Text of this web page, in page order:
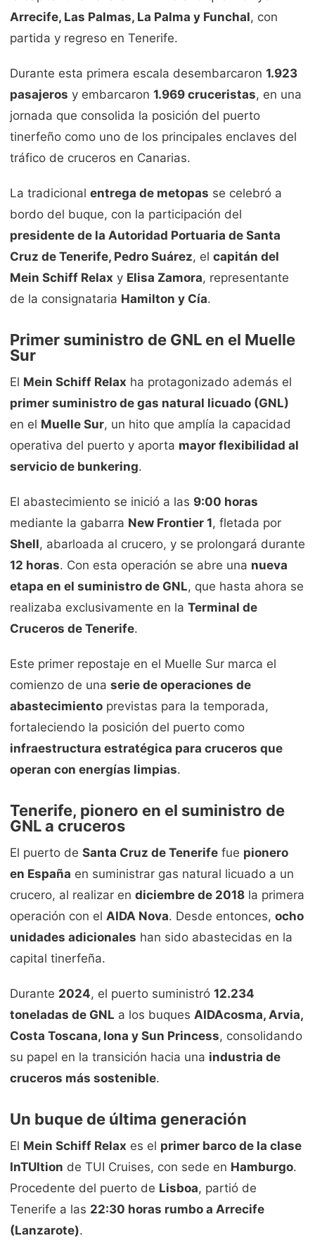
Arrecife, Las Palmas, La Palma y Funchal, con
partida y regreso en Tenerife.
Durante esta primera escala desembarcaron 1.923
pasajeros y embarcaron 1.969 cruceristas, en una
jornada que consolida la posición del puerto
tinerfeño como uno de los principales enclaves del
tráfico de cruceros en Canarias.
La tradicional entrega de metopas se celebró a
bordo del buque, con la participación del
presidente de la Autoridad Portuaria de Santa
Cruz de Tenerife, Pedro Suárez, el capitán del
Mein Schiff Relax y Elisa Zamora, representante
de la consignataria Hamilton y Cía.
Primer suministro de GNL en el Muelle
Sur
El Mein Schiff Relax ha protagonizado además el
primer suministro de gas natural licuado (GNL)
en el Muelle Sur, un hito que amplía la capacidad
operativa del puerto y aporta mayor flexibilidad al
servicio de bunkering.
El abastecimiento se inició a las 9:00 horas
mediante la gabarra New Frontier 1, fletada por
Shell, abarloada al crucero, y se prolongará durante
12 horas. Con esta operación se abre una nueva
etapa en el suministro de GNL, que hasta ahora se
realizaba exclusivamente en la Terminal de
Cruceros de Tenerife.
Este primer repostaje en el Muelle Sur marca el
comienzo de una serie de operaciones de
abastecimiento previstas para la temporada,
fortaleciendo la posición del puerto como
infraestructura estratégica para cruceros que
operan con energías limpias.
Tenerife, pionero en el suministro de
GNL a cruceros
El puerto de Santa Cruz de Tenerife fue pionero
en España en suministrar gas natural licuado a un
crucero, al realizar en diciembre de 2018 la primera
operación con el AIDA Nova. Desde entonces, ocho
unidades adicionales han sido abastecidas en la
capital tinerfeña.
Durante 2024, el puerto suministró 12.234
toneladas de GNL a los buques AIDAcosma, Arvia,
Costa Toscana, Iona y Sun Princess, consolidando
su papel en la transición hacia una industria de
cruceros más sostenible.
Un buque de última generación
El Mein Schiff Relax es el primer barco de la clase
InTUItion de TUI Cruises, con sede en Hamburgo.
Procedente del puerto de Lisboa, partió de
Tenerife a las 22:30 horas rumbo a Arrecife
(Lanzarote).